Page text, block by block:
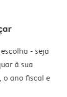
- seja
à sua
o ano fiscal e